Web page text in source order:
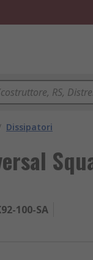
Dissipatori
100-SA